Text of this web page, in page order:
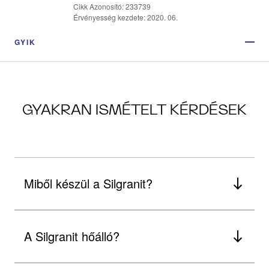
Cikk Azonosító: 233739
Érvényesség kezdete: 2020. 06.
GYIK
GYAKRAN ISMÉTELT KÉRDÉSEK
Miből készül a Silgranit?
A Silgranit hőálló?